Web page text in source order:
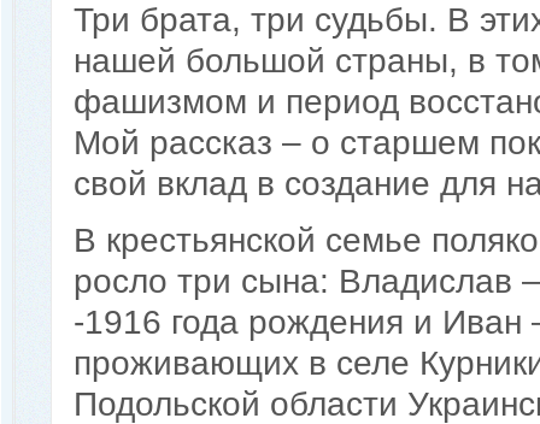
Три брата, три судьбы. В
нашей большой страны, в
фашизмом и период
Мой рассказ – о старшем
свой вклад в создание для
В крестьянской семье
росло три сына: Владислав
-1916 года рождения и Иван
проживающих в селе
Подольской области